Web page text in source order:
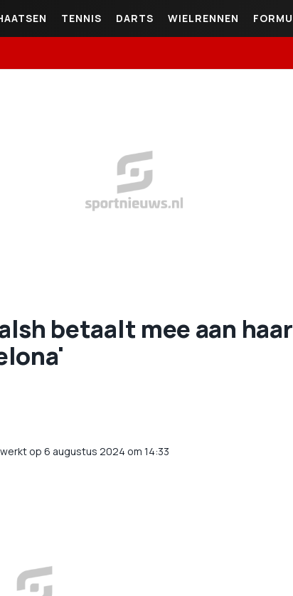
TENNIS DARTS WIELRENNEN
betaalt mee aan haar
op 6 augustus 2024 om 14:33